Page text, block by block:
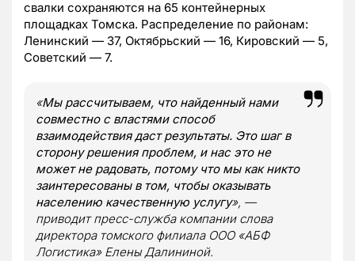
свалки сохраняются на 65 контейнерных
площадках Томска. Распределение по районам:
Ленинский — 37, Октябрьский — 16, Кировский — 5,
Советский — 7.
«Мы рассчитываем, что найденный нами
совместно с властями способ
взаимодействия даст результаты. Это шаг в
сторону решения проблем, и нас это не
может не радовать, потому что мы как никто
заинтересованы в том, чтобы оказывать
населению качественную услугу», —
приводит пресс-служба компании слова
директора томского филиала ООО «АБФ
Логистика» Елены Далининой.